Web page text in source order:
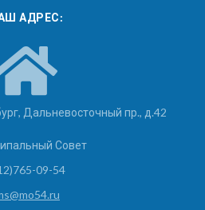
АДРЕС:
Дальневосточный пр., д.42
Совет
09-54